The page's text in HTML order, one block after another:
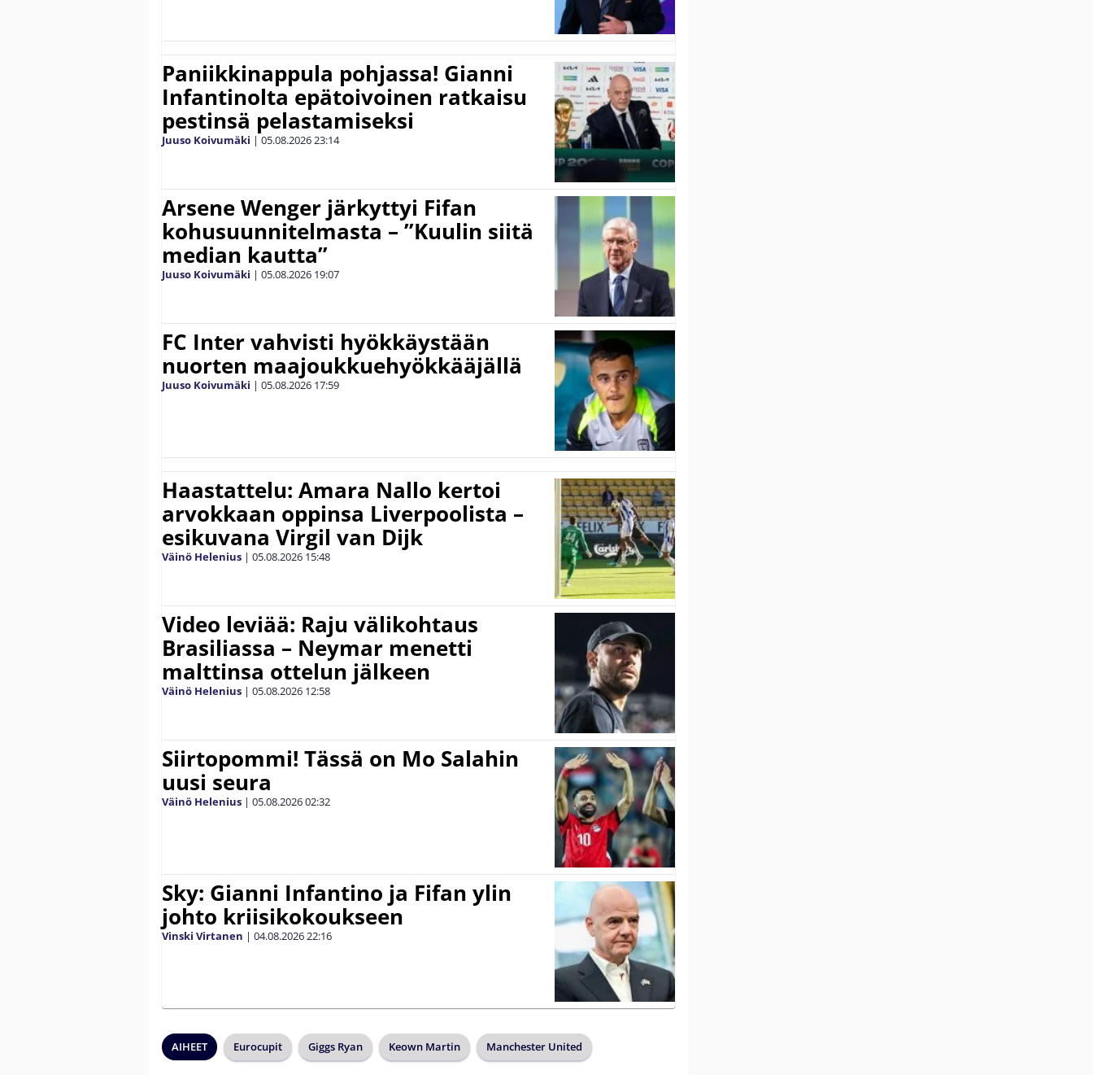
Paniikkinappula pohjassa! Gianni
Infantinolta epätoivoinen ratkaisu
pestinsä pelastamiseksi
Juuso Koivumäki | 05.08.202623:14
Arsene Wenger järkyttyi Fifan
kohusuunnitelmasta – ”Kuulin siitä
median kautta”
Juuso Koivumäki | 05.08.2026 19:07
FC Inter vahvisti hyökkäystään
nuorten maajoukkuehyökkääjällä
Juuso Koivumäki | 05.08.2026 17:59
Haastattelu: Amara Nallo kertoi
arvokkaan oppinsa Liverpoolista –
esikuvana Virgil van Dijk
Väinö Helenius | 05.08.2026 15:48
Video leviää: Raju välikohtaus
Brasiliassa – Neymar menetti
malttinsa ottelun jälkeen
Väinö Helenius | 05.08.2026 12:58
Siirtopommi! Tässä on Mo Salahin
uusi seura
Väinö Helenius | 05.08.202602:32
Sky: Gianni Infantino ja Fifan ylin
johto kriisikokoukseen
Vinski Virtanen | 04.08.202622:16
AIHEET Eurocupit Giggs Ryan Keown Martin Manchester United